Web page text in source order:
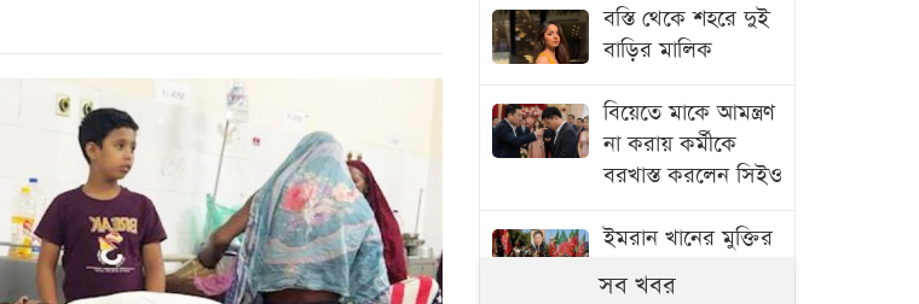
বস্তি থেকে শহরে দুই
বাড়ির মালিক
বিয়েতে মাকে আমন্ত্রণ
না করায় কর্মীকে
বরখাস্ত করলেন সিইও
ইমরান খানের মুক্তির
দাবিতে বিক্ষোভ
সব খবর